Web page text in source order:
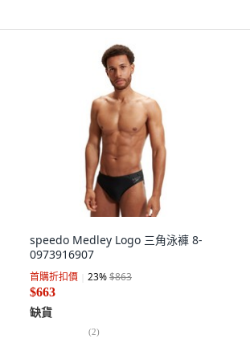
speedo Medley Logo 三角泳褲 8-
0973916907
首購折扣價 23%$863
$663
缺貨
(2)